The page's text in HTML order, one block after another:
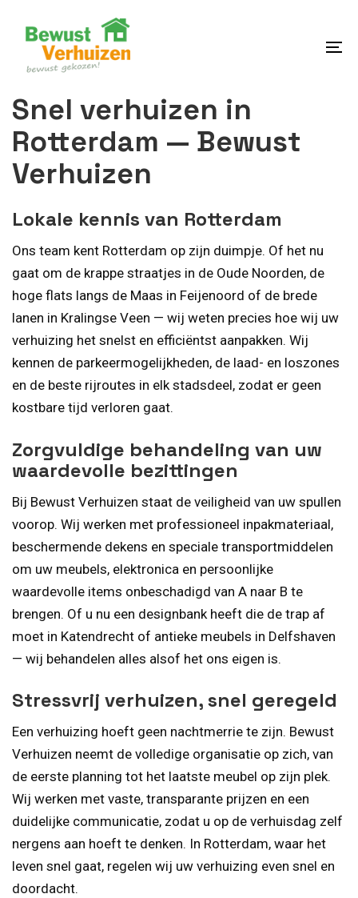
content
Snel verhuizen in
Rotterdam — Bewust
Verhuizen
Lokale kennis van Rotterdam
Ons team kent Rotterdam op zijn duimpje. Of het nu
gaat om de krappe straatjes in de Oude Noorden, de
hoge flats langs de Maas in Feijenoord of de brede
lanen in Kralingse Veen — wij weten precies hoe wij uw
verhuizing het snelst en efficiëntst aanpakken. Wij
kennen de parkeermogelijkheden, de laad- en loszones
en de beste rijroutes in elk stadsdeel, zodat er geen
kostbare tijd verloren gaat.
Zorgvuldige behandeling van uw
waardevolle bezittingen
Bij Bewust Verhuizen staat de veiligheid van uw spullen
voorop. Wij werken met professioneel inpakmateriaal,
beschermende dekens en speciale transportmiddelen
om uw meubels, elektronica en persoonlijke
waardevolle items onbeschadigd van A naar B te
brengen. Of u nu een designbank heeft die de trap af
moet in Katendrecht of antieke meubels in Delfshaven
— wij behandelen alles alsof het ons eigen is.
Stressvrij verhuizen, snel geregeld
Een verhuizing hoeft geen nachtmerrie te zijn. Bewust
Verhuizen neemt de volledige organisatie op zich, van
de eerste planning tot het laatste meubel op zijn plek.
Wij werken met vaste, transparante prijzen en een
duidelijke communicatie, zodat u op de verhuisdag zelf
nergens aan hoeft te denken. In Rotterdam, waar het
leven snel gaat, regelen wij uw verhuizing even snel en
doordacht.